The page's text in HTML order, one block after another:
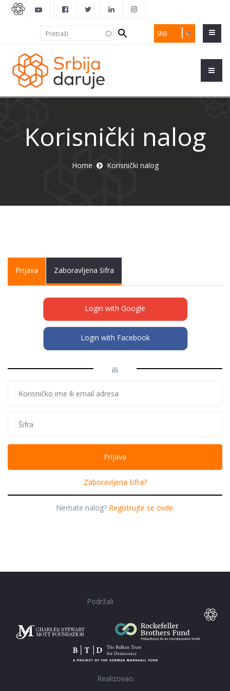
SRB
Search
form
Korisnički nalog
Home Korisnički nalog
Primary tabs
Prijava (activeZaboravljena šifra
Login with Google
Login with Facebook
ili
Zaboravljena šifra?
Nemate nalog? Registrujte se ovde.
Podržali
Realizovao